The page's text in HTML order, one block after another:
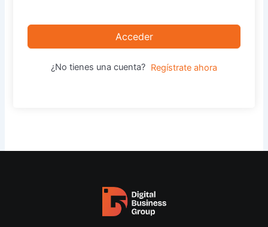
Acceder
¿No tienes una cuenta? Regístrate ahora